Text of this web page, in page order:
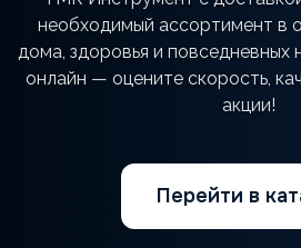
необходимый ассортимент в
дома, здоровья и повседневных
онлайн — оцените скорость,
акции!
Перейти в